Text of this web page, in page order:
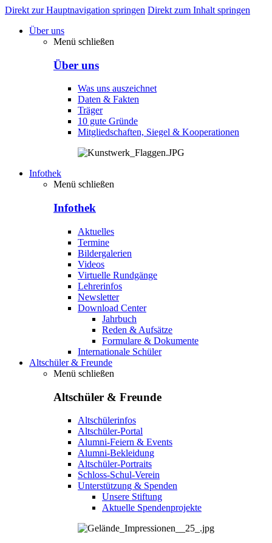
Direkt zur Hauptnavigation springen Direkt zum Inhalt springen
Über uns
Menü schließen
Über uns
Was uns auszeichnet
Daten & Fakten
Träger
10 gute Gründe
Mitgliedschaften, Siegel & Kooperationen
Infothek
Menü schließen
Infothek
Aktuelles
Termine
Bildergalerien
Videos
Virtuelle Rundgänge
Lehrerinfos
Newsletter
Download Center
Jahrbuch
Reden & Aufsätze
Formulare & Dokumente
Internationale Schüler
Altschüler & Freunde
Menü schließen
Altschüler & Freunde
Altschülerinfos
Altschüler-Portal
Alumni-Feiern & Events
Alumni-Bekleidung
Altschüler-Portraits
Schloss-Schul-Verein
Unterstützung & Spenden
Unsere Stiftung
Aktuelle Spendenprojekte